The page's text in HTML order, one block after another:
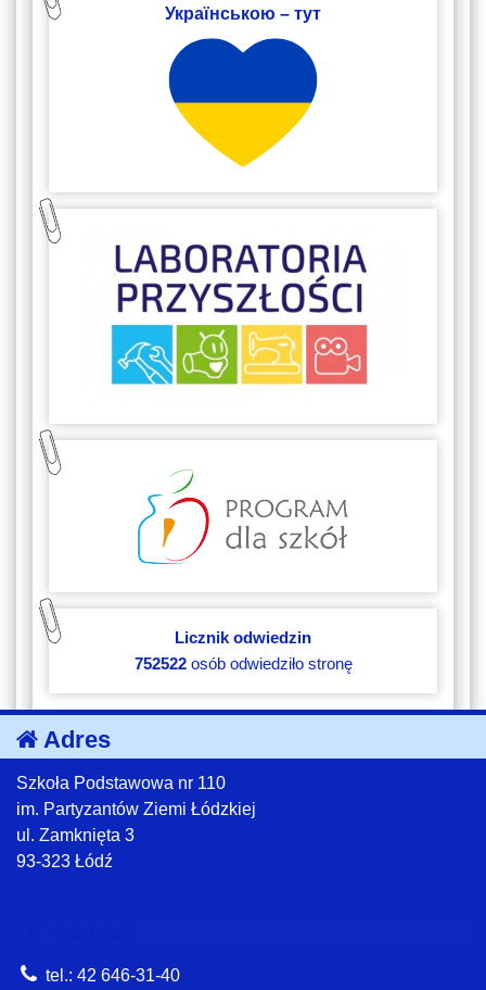
Українською – тут
Licznik odwiedzin
752522osób odwiedziło stronę
Adres
Szkoła Podstawowa nr 110
im. Partyzantów Ziemi Łódzkiej
ul. Zamknięta 3
93-323 Łódź
tel.: 42 646-31-40